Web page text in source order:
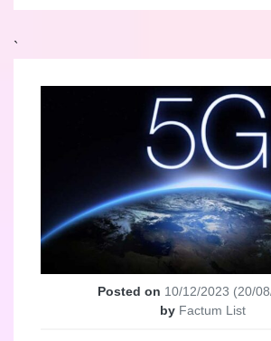
`
Posted on 10/12/2023 (20/
by Factum List